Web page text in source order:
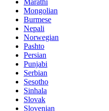
Marathi
Mongolian
Burmese
Nepali
Norwegian
Pashto
Persian
Punjabi
Serbian
Sesotho
Sinhala
Slovak
Slovenian